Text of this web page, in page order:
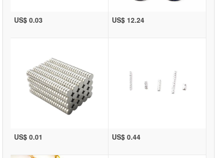
US$ 0.03 US$ 12.24
US$ 0.01 US$ 0.44